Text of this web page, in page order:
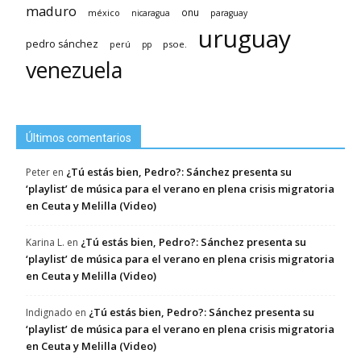
maduro méxico nicaragua onu paraguay
pedro sánchez perú pp psoe. uruguay
venezuela
Últimos comentarios
Peter en ¿Tú estás bien, Pedro?: Sánchez presenta su
‘playlist’ de música para el verano en plena crisis migratoria
en Ceuta y Melilla (Video)
Karina L. en ¿Tú estás bien, Pedro?: Sánchez presenta su
‘playlist’ de música para el verano en plena crisis migratoria
en Ceuta y Melilla (Video)
Indignado en ¿Tú estás bien, Pedro?: Sánchez presenta su
‘playlist’ de música para el verano en plena crisis migratoria
en Ceuta y Melilla (Video)